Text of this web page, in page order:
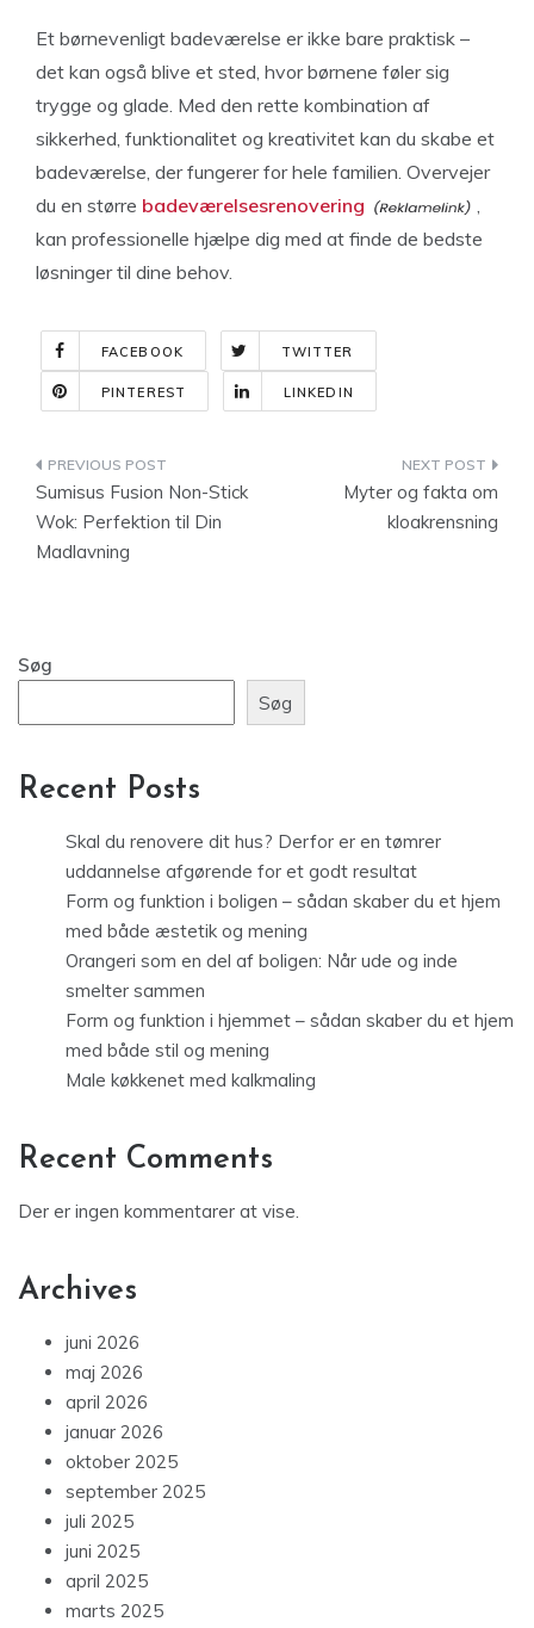
Et børnevenligt badeværelse er ikke bare praktisk –
det kan også blive et sted, hvor børnene føler sig
trygge og glade. Med den rette kombination af
sikkerhed, funktionalitet og kreativitet kan du skabe et
badeværelse, der fungerer for hele familien. Overvejer
du en større badeværelsesrenovering
,
kan professionelle hjælpe dig med at finde de bedste
løsninger til dine behov.
FACEBOOK TWITTER
PINTEREST LINKEDIN
Indlægsnavigation
Sumisus Fusion Non-Stick
Wok: Perfektion til Din
Madlavning
Myter og fakta om
kloakrensning
Søg
Søg
Recent Posts
Skal du renovere dit hus? Derfor er en tømrer
uddannelse afgørende for et godt resultat
Form og funktion i boligen – sådan skaber du et hjem
med både æstetik og mening
Orangeri som en del af boligen: Når ude og inde
smelter sammen
Form og funktion i hjemmet – sådan skaber du et hjem
med både stil og mening
Male køkkenet med kalkmaling
Recent Comments
Der er ingen kommentarer at vise.
Archives
juni 2026
maj 2026
april 2026
januar 2026
oktober 2025
september 2025
juli 2025
juni 2025
april 2025
marts 2025